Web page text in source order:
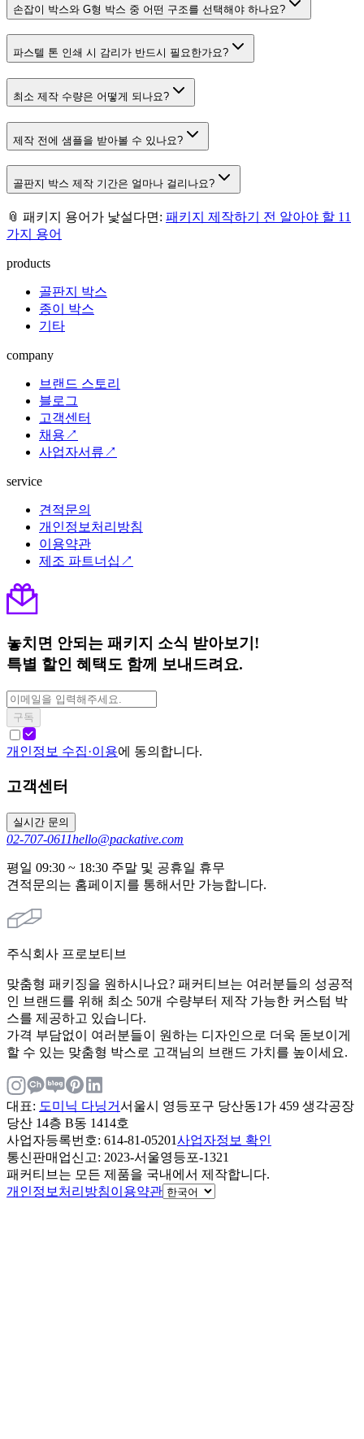
손잡이 박스와 G형 박스 중 어떤 구조를 선택해야 하나요?
파스텔 톤 인쇄 시 감리가 반드시 필요한가요?
최소 제작 수량은 어떻게 되나요?
제작 전에 샘플을 받아볼 수 있나요?
골판지 박스 제작 기간은 얼마나 걸리나요?
📎 패키지 용어가 낯설다면: 패키지 제작하기 전 알아야 할 11
가지 용어
products
골판지 박스
종이 박스
기타
company
브랜드 스토리
블로그
고객센터
채용↗
사업자서류↗
service
견적문의
개인정보처리방침
이용약관
제조 파트너십↗
놓치면 안되는 패키지 소식 받아보기!
특별 할인 혜택도 함께 보내드려요.
구독
개인정보 수집·이용에 동의합니다.
고객센터
실시간 문의
02-707-0611hello@packative.com
평일 09:30 ~ 18:30 주말 및 공휴일 휴무
견적문의는 홈페이지를 통해서만 가능합니다.
주식회사 프로보티브
맞춤형 패키징을 원하시나요? 패커티브는 여러분들의 성공적
인 브랜드를 위해 최소 50개 수량부터 제작 가능한 커스텀 박
스를 제공하고 있습니다.
가격 부담없이 여러분들이 원하는 디자인으로 더욱 돋보이게
할 수 있는 맞춤형 박스로 고객님의 브랜드 가치를 높이세요.
대표: 도미닉 다닝거서울시 영등포구 당산동1가 459 생각공장
당산 14층 B동 1414호
사업자등록번호: 614-81-05201사업자정보 확인
통신판매업신고: 2023-서울영등포-1321
패커티브는 모든 제품을 국내에서 제작합니다.
개인정보처리방침이용약관